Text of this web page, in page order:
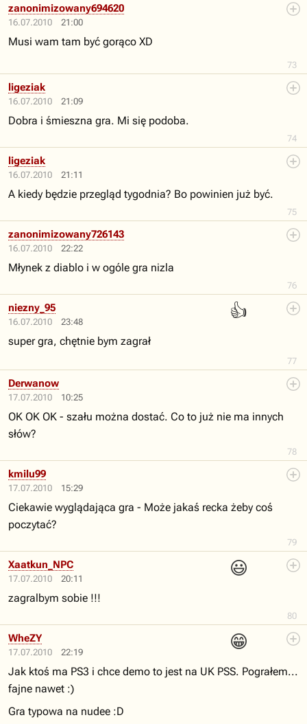
16.07.2010 21:00
73
zanonimizowany694620
Musi wam tam być gorąco XD
16.07.2010 21:09
74
ligeziak
Dobra i śmieszna gra. Mi się podoba.
16.07.2010 21:11
75
ligeziak
A kiedy będzie przegląd tygodnia? Bo powinien już być.
16.07.2010 22:22
76
zanonimizowany726143
Młynek z diablo i w ogóle gra nizla
16.07.2010 23:48
👍
77
niezny_95
super gra, chętnie bym zagrał
17.07.2010 10:25
78
Derwanow
OK OK OK - szału można dostać. Co to już nie ma innych
słów?
17.07.2010 15:29
79
kmilu99
Ciekawie wyglądająca gra - Może jakaś recka żeby coś
poczytać?
17.07.2010 20:11
😃
80
Xaatkun_NPC
zagralbym sobie !!!
17.07.2010 22:19
😁
WheZY
Jak ktoś ma PS3 i chce demo to jest na UK PSS. Pograłem...
fajne nawet :)
Gra typowa na nudee :D